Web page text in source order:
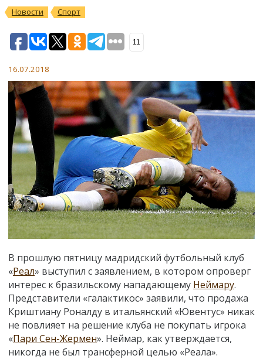
Новости Спорт
11
16.07.2018
В прошлую пятницу мадридский футбольный клуб
«Реал» выступил с заявлением, в котором опроверг
интерес к бразильскому нападающему Неймару.
Представители «галактикос» заявили, что продажа
Криштиану Роналду в итальянский «Ювентус» никак
не повлияет на решение клуба не покупать игрока
«Пари Сен-Жермен». Неймар, как утверждается,
никогда не был трансферной целью «Реала».